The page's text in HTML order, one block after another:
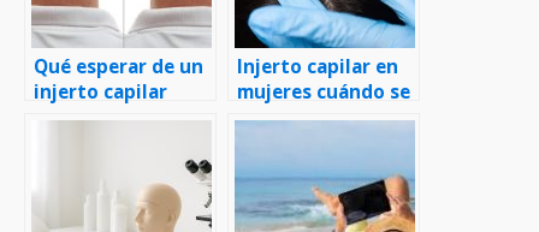
Qué esperar de un
injerto capilar
Injerto capilar en
mujeres cuándo se
recomienda